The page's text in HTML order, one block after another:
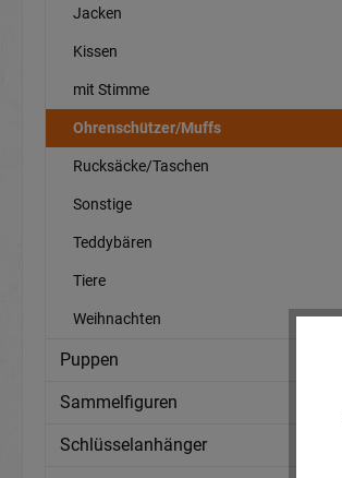
Jacken
Kissen
mit Stimme
Ohrenschützer/Muffs
Rucksäcke/Taschen
Sonstige
Teddybären
Tiere
Weihnachten
Puppen
Sammelfiguren
Schlüsselanhänger